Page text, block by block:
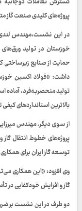
پروژه‌های کلیدی صنعت گاز
در این نشست،مهندس
خوزستان در تولید
حمایت از صنایع زیرساختی
داشت: «فولاد اکسین
تولید منحصربه‌فرد، آماده
بالاترین استانداردهای
از سوی دیگر، مهندس
پروژه‌های خطوط انتقال
توسعه گاز ایران برای
وی افزود: «این همکاری
گاز و افزایش خودکفایی در
دو طرف در این نشست بر